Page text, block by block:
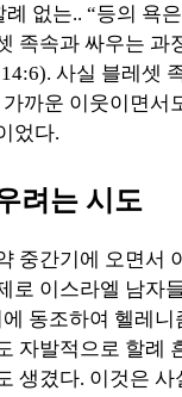
례 없는.. “등의 욕
족속과 싸우는 과
사실 블레셋
까운 이웃이면서
었다.
려는 시도
중간기에 오면서
로 이스라엘 남자
동조하여 헬레니
자발적으로 할례
생겼다. 이것은 사